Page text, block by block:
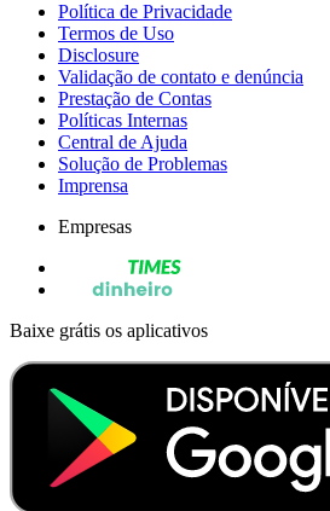
Política de Privacidade
Termos de Uso
Disclosure
Validação de contato e denúncia
Prestação de Contas
Políticas Internas
Central de Ajuda
Solução de Problemas
Imprensa
Empresas
Baixe grátis os aplicativos